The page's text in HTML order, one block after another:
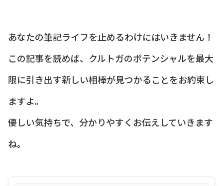
あなたの筆記ライフを止めるわけにはいきません！
この記事を読めば、クルトガのポテンシャルを最大
限に引き出す新しい相棒が見つかることをお約束し
ますよ。
優しい気持ちで、分かりやすくお伝えしていきます
ね。